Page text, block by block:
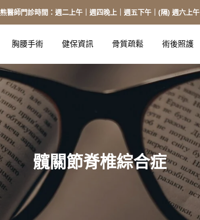
熊醫師門診時間：週二上午｜週四晚上｜週五下午｜(隔) 週六上午
胸腰手術 健保資訊 骨質疏鬆 術後照護
髖關節脊椎綜合症